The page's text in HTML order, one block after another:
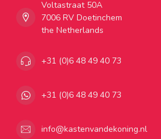
Voltastraat 50A
7006 RV Doetinchem
the Netherlands
+31 (0)6 48 49 40 73
+31 (0)6 48 49 40 73
info@kastenvandekoning.nl